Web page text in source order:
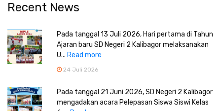
Recent News
Pada tanggal 13 Juli 2026, Hari pertama di Tahun
Ajaran baru SD Negeri 2 Kalibagor melaksanakan
U... Read more
24 Juli 2026
Pada tanggal 21 Juni 2026, SD Negeri 2 Kalibagor
mengadakan acara Pelepasan Siswa Siswi Kelas